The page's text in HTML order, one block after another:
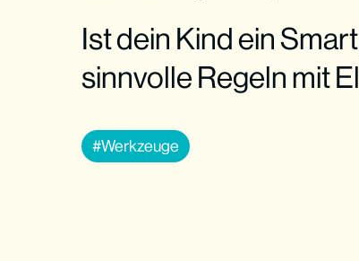
Ist dein Kind ein
sinnvolle Regeln mit
Werkzeuge